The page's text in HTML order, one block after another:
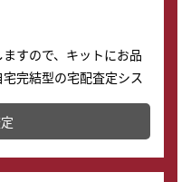
すので、キットにお品
完結型の宅配査定シス
に出すことが可能で